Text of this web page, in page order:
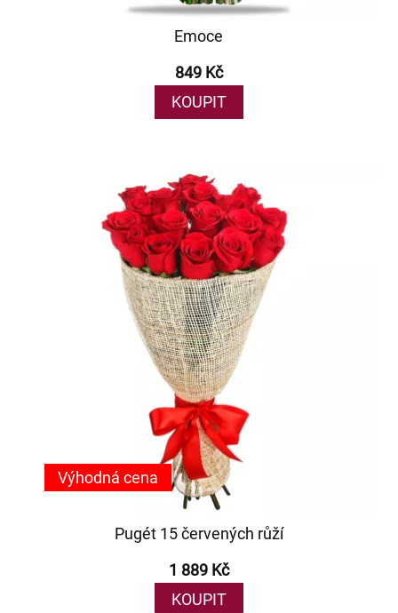
Emoce
849 Kč
KOUPIT
Pugét 15 červených růží
1 889 Kč
KOUPIT
Výhodná cena